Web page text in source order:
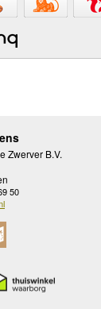
Zwerver B.V.
50